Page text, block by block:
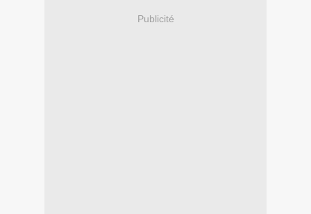
Publicité